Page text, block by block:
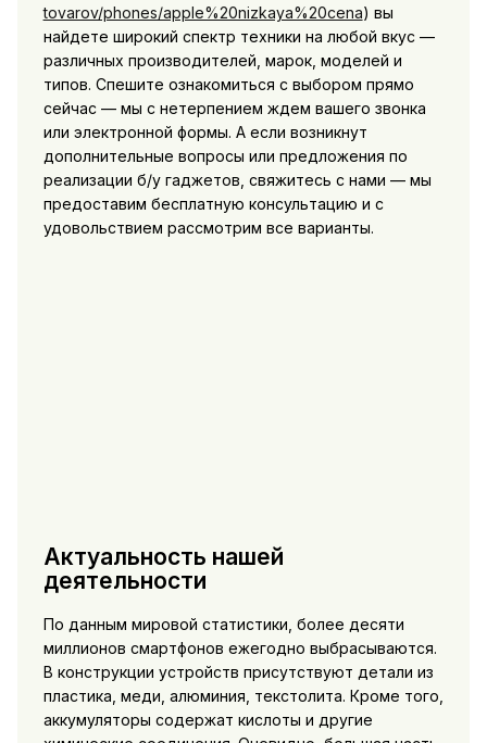
tovarov/phones/apple%20nizkaya%20cena) вы
найдете широкий спектр техники на любой вкус —
различных производителей, марок, моделей и
типов. Спешите ознакомиться с выбором прямо
сейчас — мы с нетерпением ждем вашего звонка
или электронной формы. А если возникнут
дополнительные вопросы или предложения по
реализации б/у гаджетов, свяжитесь с нами — мы
предоставим бесплатную консультацию и с
удовольствием рассмотрим все варианты.
Актуальность нашей
деятельности
По данным мировой статистики, более десяти
миллионов смартфонов ежегодно выбрасываются.
В конструкции устройств присутствуют детали из
пластика, меди, алюминия, текстолита. Кроме того,
аккумуляторы содержат кислоты и другие